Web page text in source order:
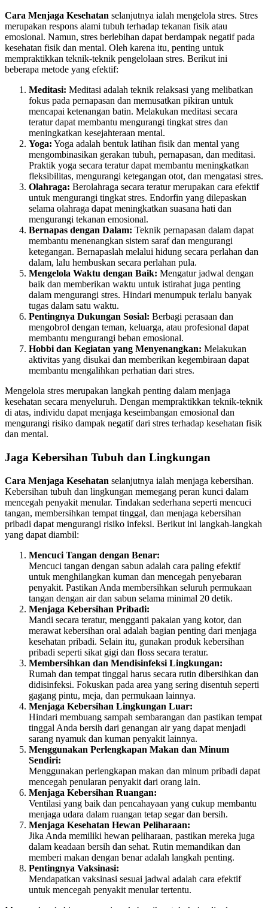
Cara Menjaga Kesehatan selanjutnya ialah mengelola stres. Stres
merupakan respons alami tubuh terhadap tekanan fisik atau
emosional. Namun, stres berlebihan dapat berdampak negatif pada
kesehatan fisik dan mental. Oleh karena itu, penting untuk
mempraktikkan teknik-teknik pengelolaan stres. Berikut ini
beberapa metode yang efektif:
Meditasi: Meditasi adalah teknik relaksasi yang melibatkan
fokus pada pernapasan dan memusatkan pikiran untuk
mencapai ketenangan batin. Melakukan meditasi secara
teratur dapat membantu mengurangi tingkat stres dan
meningkatkan kesejahteraan mental.
Yoga: Yoga adalah bentuk latihan fisik dan mental yang
mengombinasikan gerakan tubuh, pernapasan, dan meditasi.
Praktik yoga secara teratur dapat membantu meningkatkan
fleksibilitas, mengurangi ketegangan otot, dan mengatasi stres.
Olahraga: Berolahraga secara teratur merupakan cara efektif
untuk mengurangi tingkat stres. Endorfin yang dilepaskan
selama olahraga dapat meningkatkan suasana hati dan
mengurangi tekanan emosional.
Bernapas dengan Dalam: Teknik pernapasan dalam dapat
membantu menenangkan sistem saraf dan mengurangi
ketegangan. Bernapaslah melalui hidung secara perlahan dan
dalam, lalu hembuskan secara perlahan pula.
Mengelola Waktu dengan Baik: Mengatur jadwal dengan
baik dan memberikan waktu untuk istirahat juga penting
dalam mengurangi stres. Hindari menumpuk terlalu banyak
tugas dalam satu waktu.
Pentingnya Dukungan Sosial: Berbagi perasaan dan
mengobrol dengan teman, keluarga, atau profesional dapat
membantu mengurangi beban emosional.
Hobbi dan Kegiatan yang Menyenangkan: Melakukan
aktivitas yang disukai dan memberikan kegembiraan dapat
membantu mengalihkan perhatian dari stres.
Mengelola stres merupakan langkah penting dalam menjaga
kesehatan secara menyeluruh. Dengan mempraktikkan teknik-teknik
di atas, individu dapat menjaga keseimbangan emosional dan
mengurangi risiko dampak negatif dari stres terhadap kesehatan fisik
dan mental.
Jaga Kebersihan Tubuh dan Lingkungan
Cara Menjaga Kesehatan selanjutnya ialah menjaga kebersihan.
Kebersihan tubuh dan lingkungan memegang peran kunci dalam
mencegah penyakit menular. Tindakan sederhana seperti mencuci
tangan, membersihkan tempat tinggal, dan menjaga kebersihan
pribadi dapat mengurangi risiko infeksi. Berikut ini langkah-langkah
yang dapat diambil:
Mencuci Tangan dengan Benar:
Mencuci tangan dengan sabun adalah cara paling efektif
untuk menghilangkan kuman dan mencegah penyebaran
penyakit. Pastikan Anda membersihkan seluruh permukaan
tangan dengan air dan sabun selama minimal 20 detik.
Menjaga Kebersihan Pribadi:
Mandi secara teratur, mengganti pakaian yang kotor, dan
merawat kebersihan oral adalah bagian penting dari menjaga
kesehatan pribadi. Selain itu, gunakan produk kebersihan
pribadi seperti sikat gigi dan floss secara teratur.
Membersihkan dan Mendisinfeksi Lingkungan:
Rumah dan tempat tinggal harus secara rutin dibersihkan dan
didisinfeksi. Fokuskan pada area yang sering disentuh seperti
gagang pintu, meja, dan permukaan lainnya.
Menjaga Kebersihan Lingkungan Luar:
Hindari membuang sampah sembarangan dan pastikan tempat
tinggal Anda bersih dari genangan air yang dapat menjadi
sarang nyamuk dan kuman penyakit lainnya.
Menggunakan Perlengkapan Makan dan Minum
Sendiri:
Menggunakan perlengkapan makan dan minum pribadi dapat
mencegah penularan penyakit dari orang lain.
Menjaga Kebersihan Ruangan:
Ventilasi yang baik dan pencahayaan yang cukup membantu
menjaga udara dalam ruangan tetap segar dan bersih.
Menjaga Kesehatan Hewan Peliharaan:
Jika Anda memiliki hewan peliharaan, pastikan mereka juga
dalam keadaan bersih dan sehat. Rutin memandikan dan
memberi makan dengan benar adalah langkah penting.
Pentingnya Vaksinasi:
Mendapatkan vaksinasi sesuai jadwal adalah cara efektif
untuk mencegah penyakit menular tertentu.